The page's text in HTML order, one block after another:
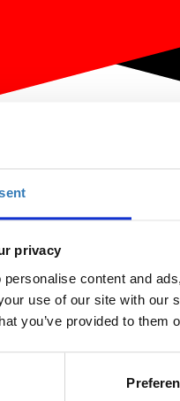
privacy
content and
use of our site with our
you’ve provided to
yourself